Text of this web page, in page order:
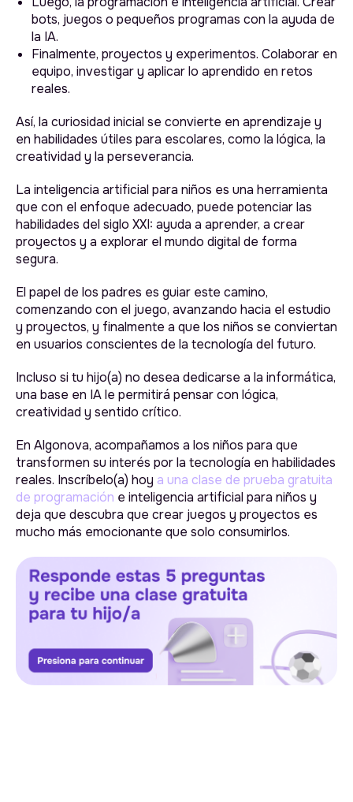
bots, juegos o pequeños programas con la ayuda de
la IA.
Finalmente, proyectos y experimentos. Colaborar en
equipo, investigar y aplicar lo aprendido en retos
reales.
Así, la curiosidad inicial se convierte en aprendizaje y
en habilidades útiles para escolares, como la lógica, la
creatividad y la perseverancia.
La inteligencia artificial para niños es una herramienta
que con el enfoque adecuado, puede potenciar las
habilidades del siglo XXI: ayuda a aprender, a crear
proyectos y a explorar el mundo digital de forma
segura.
El papel de los padres es guiar este camino,
comenzando con el juego, avanzando hacia el estudio
y proyectos, y finalmente a que los niños se conviertan
en usuarios conscientes de la tecnología del futuro.
Incluso si tu hijo(a) no desea dedicarse a la informática,
una base en IA le permitirá pensar con lógica,
creatividad y sentido crítico.
En Algonova, acompañamos a los niños para que
transformen su interés por la tecnología en habilidades
reales. Inscríbelo(a) hoy a una clase de prueba gratuita
de programación e inteligencia artificial para niños y
deja que descubra que crear juegos y proyectos es
mucho más emocionante que solo consumirlos.
Todos los derechos reservados
Algonova online LLC
Suite 8634, 1021 E Lincolnway,
Cheyenne, WY, Laramie, US,
82001
algonova@alg.team
+52 (55) 8957-7849
Términos y condiciones
Política de privacidad
Instagram
Blog